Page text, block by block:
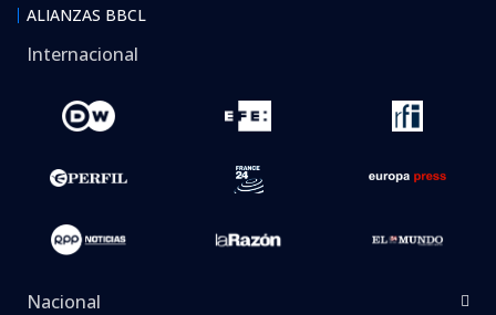
ALIANZAS BBCL
Internacional
Nacional